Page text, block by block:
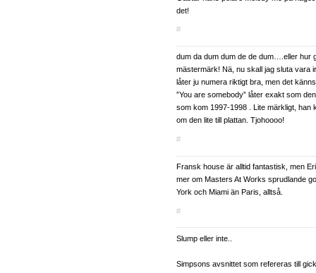
det!
#
dum da dum dum de de dum….eller hur
mästermärk! Nä, nu skall jag sluta vara
låter ju numera riktigt bra, men det
”You are somebody” låter exakt som
som kom 1997-1998 . Lite märkligt, han
om den lite till plattan. Tjohoooo!
#
Fransk house är alltid fantastisk, men
mer om Masters At Works sprudlande
York och Miami än Paris, alltså.
#
Slump eller inte..
Simpsons avsnittet som refereras till